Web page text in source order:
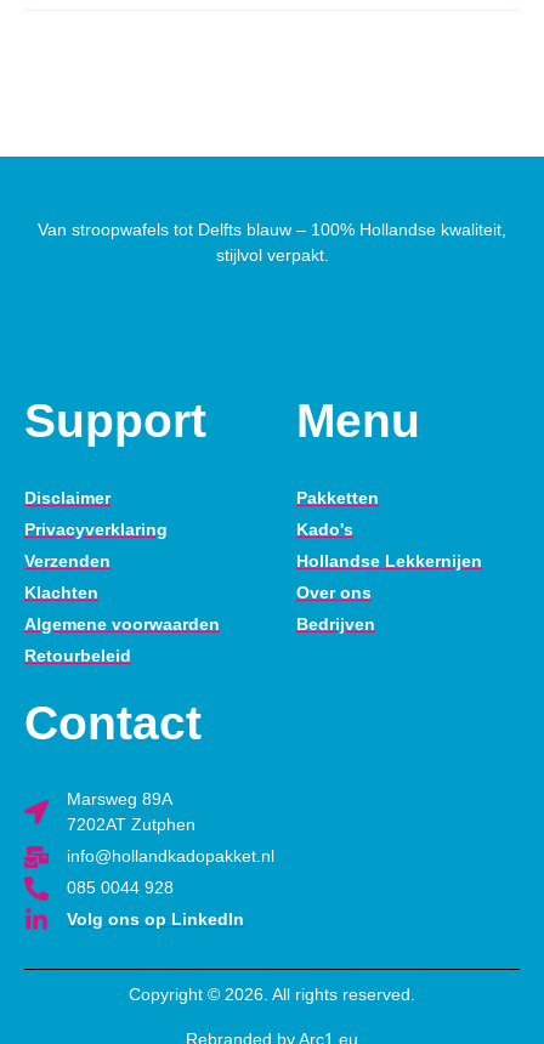
Van stroopwafels tot Delfts blauw – 100% Hollandse kwaliteit,
stijlvol verpakt.
Support
Disclaimer
Privacyverklaring
Verzenden
Klachten
Algemene voorwaarden
Retourbeleid
Menu
Pakketten
Kado's
Hollandse Lekkernijen
Over ons
Bedrijven
Contact
Marsweg 89A
7202AT Zutphen
info@hollandkadopakket.nl
085 0044 928
Volg ons op LinkedIn
Copyright © 2026. All rights reserved.
Rebranded by Arc1.eu